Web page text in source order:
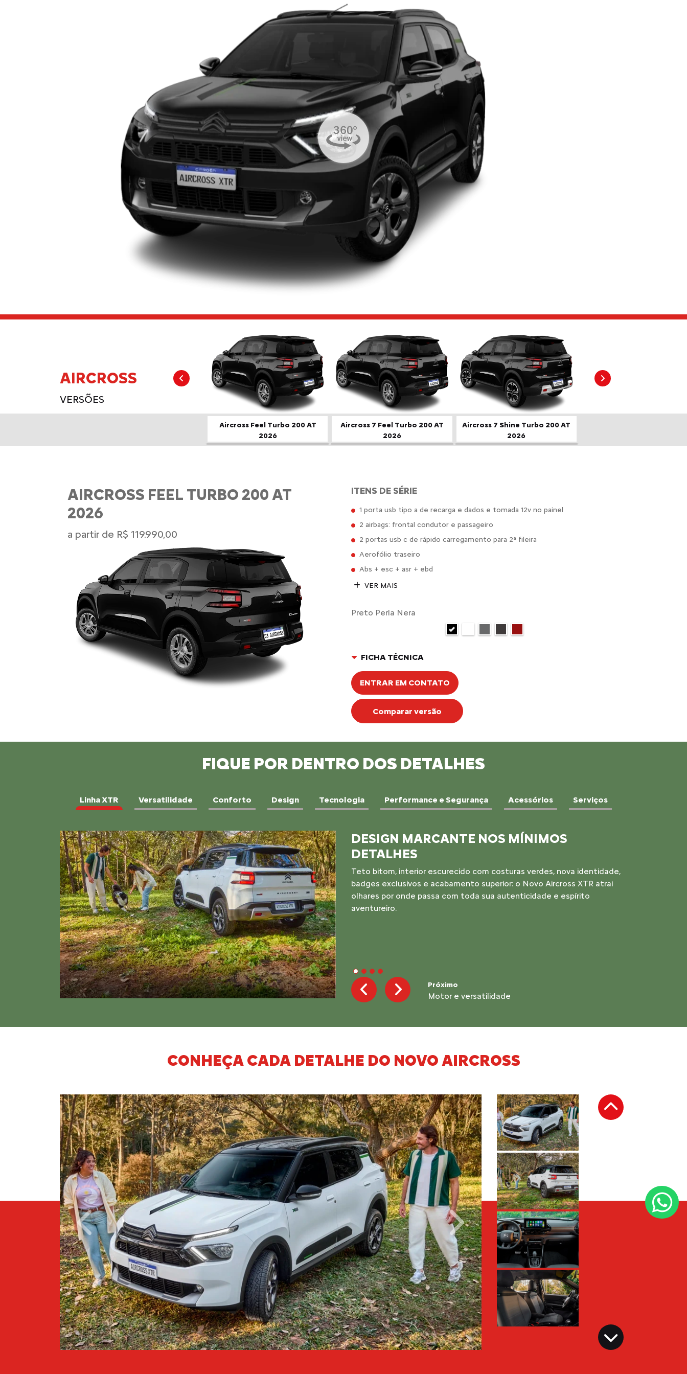
AIRCROSS
VERSÕES
Aircross Feel Turbo 200 AT
2026
Aircross 7 Feel Turbo 200 AT
2026
Aircross 7 Shine Turbo 200 AT
2026
Anterior Próximo
AIRCROSS FEEL TURBO 200 AT
2026
a partir de R$ 119.990,00
ITENS DE SÉRIE
1 porta usb tipo a de recarga e dados e tomada 12v no painel
2 airbags: frontal condutor e passageiro
2 portas usb c de rápido carregamento para 2ª fileira
Aerofólio traseiro
Abs + esc + asr + ebd
VER MAIS
Preto Perla Nera
FICHA TÉCNICA
ENTRAR EM CONTATO
Comparar versão
FIQUE POR DENTRO DOS DETALHES
Linha XTR Versatilidade Conforto Design Tecnologia Performance e Segurança Acessórios Serviços
MOTOR E VERSATILIDADE
Performance na cidade, leveza na estrada e disposição para ir além. O
Novo Aircross XTR é equipado com um motor 1.0 Turbo e câmbio CVT
de 7 marchas, ideal para quem busca liberdade sem dispensar o
conforto.
CONHEÇA CADA DETALHE DO NOVO AIRCROSS
Anterior Próximo